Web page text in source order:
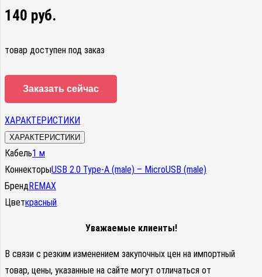
140 руб.
товар доступен под заказ
Заказать сейчас
ХАРАКТЕРИСТИКИ
ХАРАКТЕРИСТИКИ
Кабель1 м
КоннекторыUSB 2.0 Type-A (male) – MicroUSB (male)
БрендREMAX
Цветкрасный
Уважаемые клиенты!
В связи с резким изменением закупочных цен на импортный
товар, цены, указанные на сайте могут отличаться от